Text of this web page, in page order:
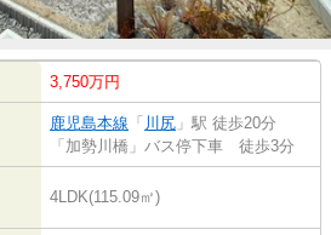
3,750万円
鹿児島本線 「 川尻 」駅 徒歩20分
「加勢川橋」バス停下車 徒歩3分
4LDK(115.09㎡)